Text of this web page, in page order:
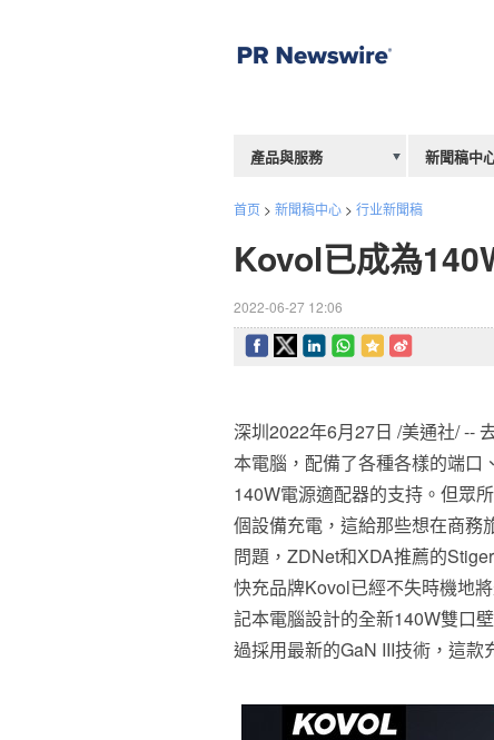
首页> 新聞稿中心> 行业新聞稿
Kovol已成為
2022-06-27 12:06
深圳2022年6月27日 /美通社/ --
本電腦，配備了各種各樣的端口
140W電源適配器的支持。但眾
個設備充電，這給那些想在商務
問題，ZDNet和XDA推薦的
快充品牌Kovol已經不失時機地
記本電腦設計的全新140W雙口
過採用最新的GaN III技術，這款
產品與服務 新聞稿中